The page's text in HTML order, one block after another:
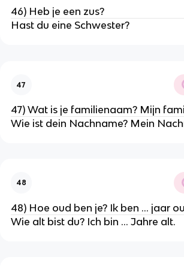
46) Heb je een zus?
Hast du eine Schwester?
47
47) Wat is je familienaam? Mijn
Wie ist dein Nachname? Mein
48
48) Hoe oud ben je? Ik ben ... jaar
Wie alt bist du? Ich bin ... Jahre alt.